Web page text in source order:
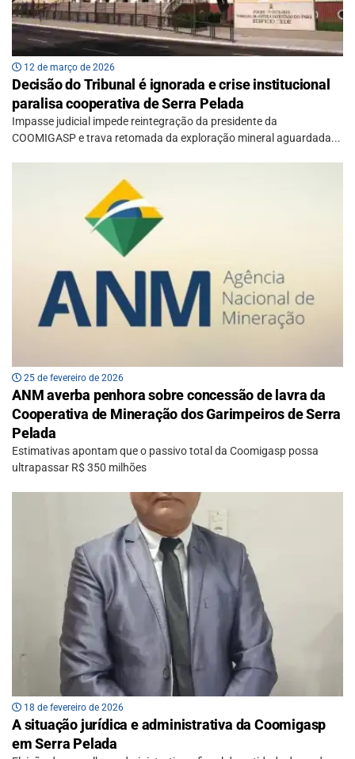
12 de março de 2026
Decisão do Tribunal é ignorada e crise institucional
paralisa cooperativa de Serra Pelada
Impasse judicial impede reintegração da presidente da
COOMIGASP e trava retomada da exploração mineral aguardada...
25 de fevereiro de 2026
ANM averba penhora sobre concessão de lavra da
Cooperativa de Mineração dos Garimpeiros de Serra
Pelada
Estimativas apontam que o passivo total da Coomigasp possa
ultrapassar R$ 350 milhões
18 de fevereiro de 2026
A situação jurídica e administrativa da Coomigasp
em Serra Pelada